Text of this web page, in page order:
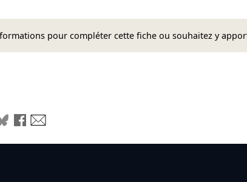
pour compléter cette fiche ou souhaitez y
liensur LinkedIn
sur Mastodon
Partager sur Bluesky
Partager sur Facebook